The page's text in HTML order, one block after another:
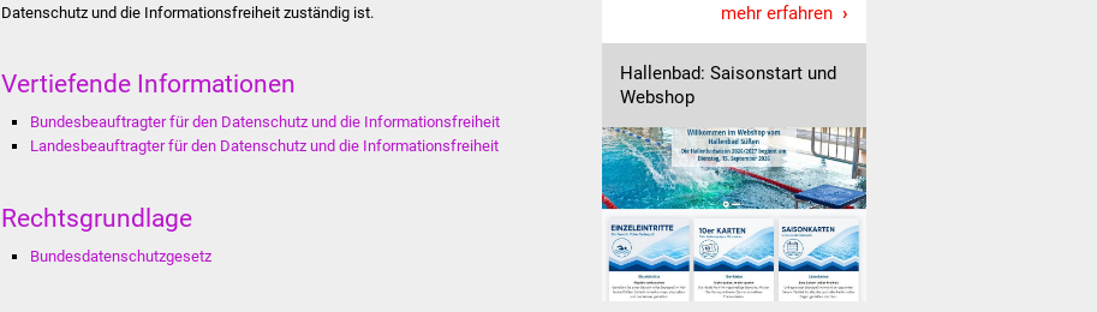
Datenschutz und die Informationsfreiheit zuständig ist.
Vertiefende Informationen
Bundesbeauftragter für den Datenschutz und die Informationsfreiheit
Landesbeauftragter für den Datenschutz und die Informationsfreiheit
Rechtsgrundlage
Bundesdatenschutzgesetz
mehr erfahren
Hallenbad: Saisonstart und
Webshop